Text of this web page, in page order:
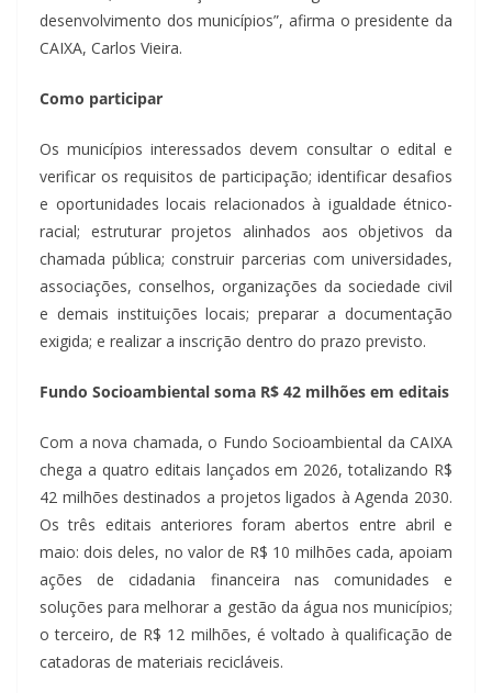
desenvolvimento dos municípios”, afirma o presidente da
CAIXA, Carlos Vieira.
Como participar
Os municípios interessados devem consultar o edital e
verificar os requisitos de participação; identificar desafios
e oportunidades locais relacionados à igualdade étnico-
racial; estruturar projetos alinhados aos objetivos da
chamada pública; construir parcerias com universidades,
associações, conselhos, organizações da sociedade civil
e demais instituições locais; preparar a documentação
exigida; e realizar a inscrição dentro do prazo previsto.
Fundo Socioambiental soma R$ 42 milhões em editais
Com a nova chamada, o Fundo Socioambiental da CAIXA
chega a quatro editais lançados em 2026, totalizando R$
42 milhões destinados a projetos ligados à Agenda 2030.
Os três editais anteriores foram abertos entre abril e
maio: dois deles, no valor de R$ 10 milhões cada, apoiam
ações de cidadania financeira nas comunidades e
soluções para melhorar a gestão da água nos municípios;
o terceiro, de R$ 12 milhões, é voltado à qualificação de
catadoras de materiais recicláveis.